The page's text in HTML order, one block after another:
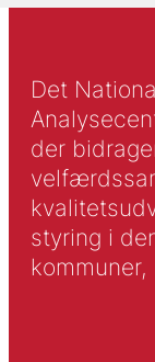
Det
der
styring i